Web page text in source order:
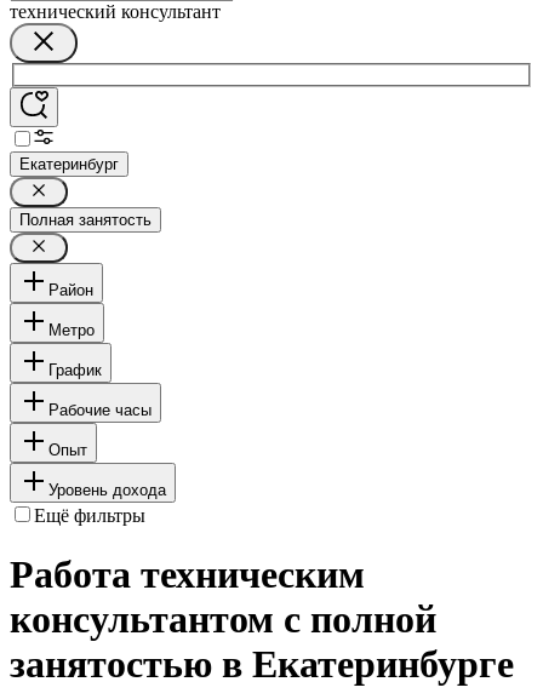
технический консультант
Екатеринбург
Полная занятость
Район
Метро
График
Рабочие часы
Опыт
Уровень дохода
Ещё фильтры
Работа техническим
консультантом с полной
занятостью в Екатеринбурге